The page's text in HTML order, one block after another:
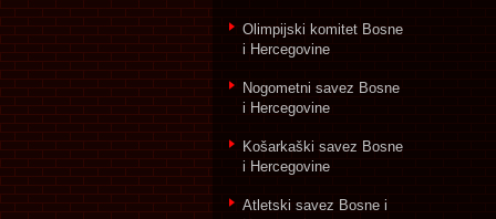
Olimpijski komitet Bosne
i Hercegovine
Nogometni savez Bosne
i Hercegovine
Košarkaški savez Bosne
i Hercegovine
Atletski savez Bosne i